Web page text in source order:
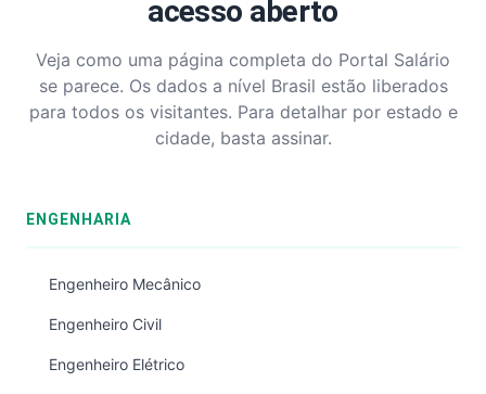
acesso aberto
Veja como uma página completa do Portal Salário
se parece. Os dados a nível Brasil estão liberados
para todos os visitantes. Para detalhar por estado e
cidade, basta assinar.
ENGENHARIA
Engenheiro Mecânico
Engenheiro Civil
Engenheiro Elétrico